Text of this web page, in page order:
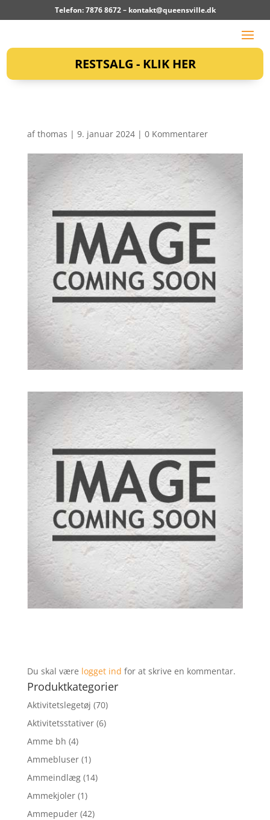
Telefon: 7876 8672 – kontakt@queensville.dk
RESTSALG - KLIK HER
afthomas | 9. januar 2024| 0 Kommentarer
Du skal være logget ind for at skrive en kommentar.
Produktkategorier
Aktivitetslegetøj (70)
Aktivitetsstativer (6)
Amme bh (4)
Ammebluser (1)
Ammeindlæg (14)
Ammekjoler (1)
Ammepuder (42)